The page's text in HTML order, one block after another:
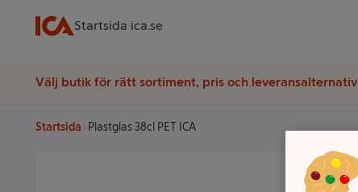
Startsida ica.se
Välj butik för rätt sortiment, pris och leveransalternativ
Startsida Plastglas 38cl PET ICA